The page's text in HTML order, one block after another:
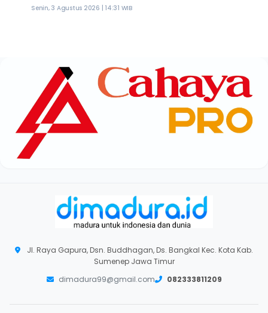
Senin, 3 Agustus 2026 | 14:31 WIB
Jl. Raya Gapura, Dsn. Buddhagan, Ds. Bangkal Kec. Kota Kab.
Sumenep Jawa Timur
dimadura99@gmail.com
082333811209